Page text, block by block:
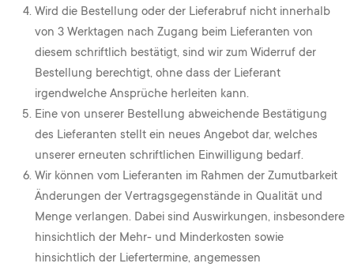
Wird die Bestellung oder der Lieferabruf nicht innerhalb
von 3 Werktagen nach Zugang beim Lieferanten von
diesem schriftlich bestätigt, sind wir zum Widerruf der
Bestellung berechtigt, ohne dass der Lieferant
irgendwelche Ansprüche herleiten kann.
Eine von unserer Bestellung abweichende Bestätigung
des Lieferanten stellt ein neues Angebot dar, welches
unserer erneuten schriftlichen Einwilligung bedarf.
Wir können vom Lieferanten im Rahmen der Zumutbarkeit
Änderungen der Vertragsgegenstände in Qualität und
Menge verlangen. Dabei sind Auswirkungen, insbesondere
hinsichtlich der Mehr- und Minderkosten sowie
hinsichtlich der Liefertermine, angemessen